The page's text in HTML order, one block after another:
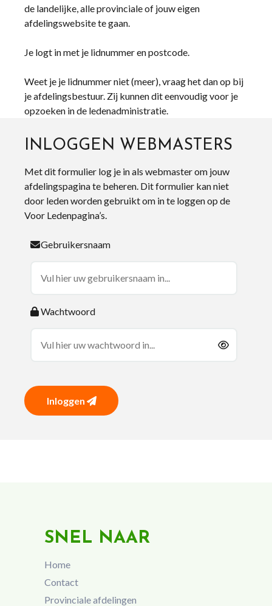
de landelijke, alle provinciale of jouw eigen
afdelingswebsite te gaan.
Je logt in met je lidnummer en postcode.
Weet je je lidnummer niet (meer), vraag het dan op bij
je afdelingsbestuur. Zij kunnen dit eenvoudig voor je
opzoeken in de ledenadministratie.
INLOGGEN WEBMASTERS
Met dit formulier log je in als webmaster om jouw
afdelingspagina te beheren. Dit formulier kan niet
door leden worden gebruikt om in te loggen op de
Voor Ledenpagina’s.
Gebruikersnaam
Wachtwoord
Inloggen
SNEL NAAR
Home
Contact
Provinciale afdelingen